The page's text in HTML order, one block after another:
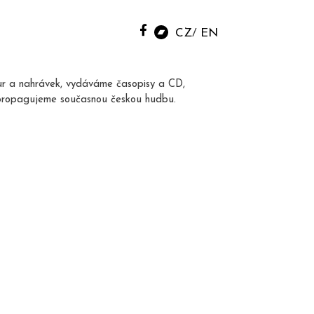
CZ EN
a nahrávek, vydáváme časopisy a CD,
současnou českou hudbu.